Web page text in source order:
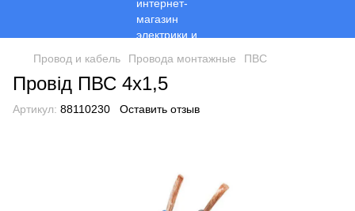
Провод и кабель Провода монтажные ПВС
Провід ПВС 4х1,5
Артикул: 88110230 Оставить отзыв